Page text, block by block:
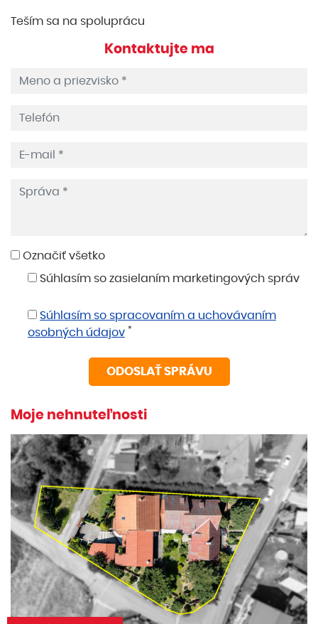
Teším sa na spoluprácu
Kontaktujte ma
Označiť všetko
Súhlasím so zasielaním marketingových správ
Súhlasím so spracovaním a uchovávaním
osobných údajov *
Moje nehnuteľnosti